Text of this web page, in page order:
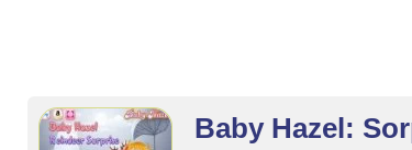
Baby Hazel: